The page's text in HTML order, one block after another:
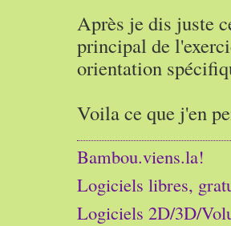
Après je dis juste
principal de
orientation
Voila ce que j'en
Bambou.viens.la!
Logiciels libres,
Logiciels 2D/3D/